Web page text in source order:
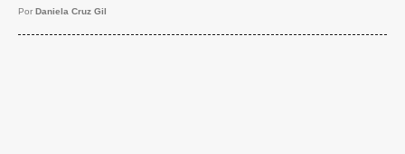
Por Daniela Cruz Gil